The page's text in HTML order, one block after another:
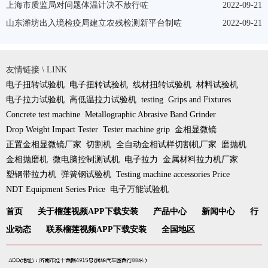
2022-09-21
上海市质监局对问题体温计决不放行咗
2022-09-21
山东潍坊出入境检疫局建立农残检测新平台制咗
友情链接 \ LINK
电子扭转试验机 电子扭转试验机 线材扭转试验机 材料试验机
电子拉力试验机 高低温拉力试验机 testing Grips and Fixtures
Concrete test machine Metallographic Abrasive Band Grinder
Drop Weight Impact Tester Tester machine grip 金相显微镜
正置金相显微镜厂家 切割机 全自动金相试样切割机厂家
磨抛机
金相抛磨机 微电脑控制测试机 电子拉力
金属材料拉力机厂家
塑钢带拉力机 弹簧钢试验机 Testing machine accessories Price
NDT Equipment Series Price 电子万能试验机
首页 关于榴莲视频APP下载安装 产品中心 新闻中心
行
业动态
联系榴莲视频APP下载安装 全国地区